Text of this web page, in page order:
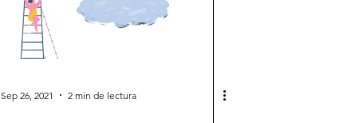
Sep 26, 2021 2 min de lectura